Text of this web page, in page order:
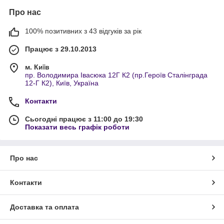
Про нас
100% позитивних з 43 відгуків за рік
Працює з 29.10.2013
м. Київ
пр. Володимира Івасюка 12Г К2 (пр.Героїв Сталінграда
12-Г К2), Київ, Україна
Контакти
Сьогодні працює з 11:00 до 19:30
Показати весь графік роботи
Про нас
Контакти
Доставка та оплата